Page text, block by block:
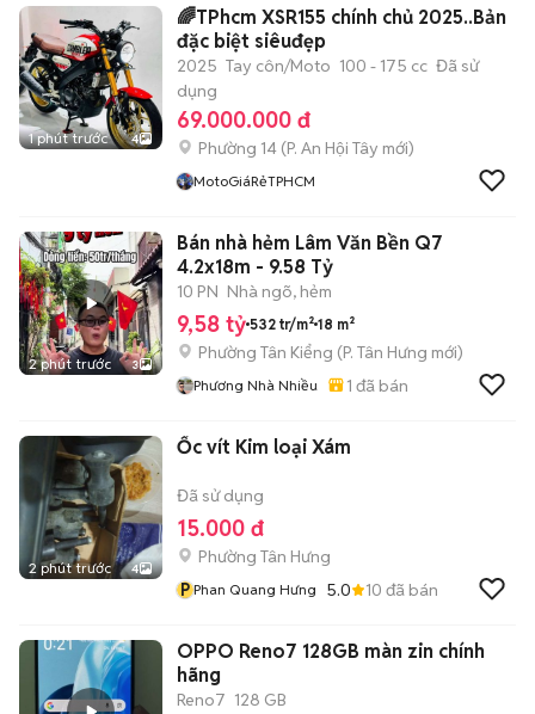
1 phút trước 4
🌈TPhcm XSR155 chính chủ 2025..Bản
đặc biệt siêuđẹp
2025 Tay côn/Moto 100 - 175 cc Đã sử
dụng
69.000.000 đ
Phường 14 (P. An Hội Tây mới)
MotoGiáRẻTPHCM
2 phút trước 3
Bán nhà hẻm Lâm Văn Bền Q7
4.2x18m - 9.58 Tỷ
10 PN Nhà ngõ, hẻm
9,58 tỷ 532 tr/m² 18 m²
Phường Tân Kiểng (P. Tân Hưng mới)
Phương Nhà Nhiều 1 đã bán
2 phút trước 4
Ốc vít Kim loại Xám
Đã sử dụng
15.000 đ
Phường Tân Hưng
P Phan Quang Hưng 5.0 10 đã bán
OPPO Reno7 128GB màn zin chính
hãng
Reno7 128 GB